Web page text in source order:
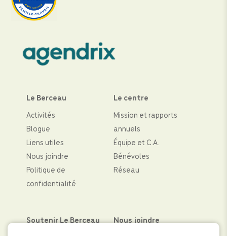
Le Berceau
Activités
Blogue
Liens utiles
Nous joindre
Politique de
confidentialité
Le centre
Mission et rapports
annuels
Équipe et C.A.
Bénévoles
Réseau
Soutenir Le Berceau
Nous joindre